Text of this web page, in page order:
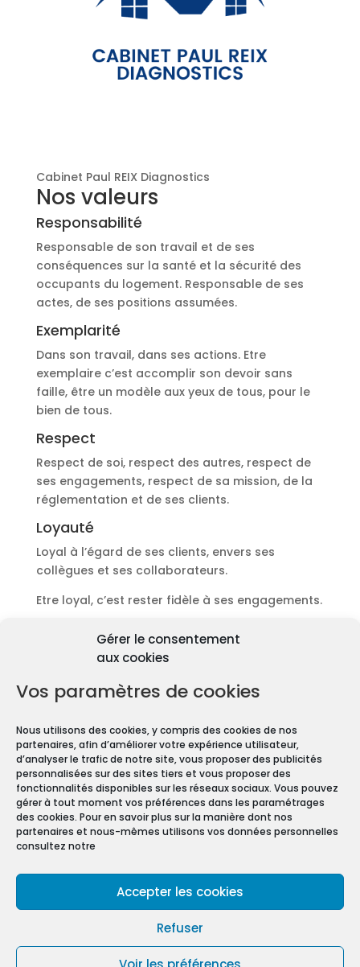
Gérer le consentement
aux cookies
Vos paramètres de cookies
Nous utilisons des cookies, y compris des cookies de nos
partenaires, afin d’améliorer votre expérience utilisateur,
d’analyser le trafic de notre site, vous proposer des publicités
personnalisées sur des sites tiers et vous proposer des
fonctionnalités disponibles sur les réseaux sociaux. Vous pouvez
gérer à tout moment vos préférences dans les paramétrages
des cookies. Pour en savoir plus sur la manière dont nos
partenaires et nous-mêmes utilisons vos données personnelles
consultez notre
Accepter les cookies
Refuser
Cabinet Paul REIX Diagnostics
Nos valeurs
Responsabilité
Responsable de son travail et de ses
conséquences sur la santé et la sécurité des
occupants du logement. Responsable de ses
actes, de ses positions assumées.
Exemplarité
Dans son travail, dans ses actions. Etre
exemplaire c’est accomplir son devoir sans
faille, être un modèle aux yeux de tous, pour le
bien de tous.
Respect
Respect de soi, respect des autres, respect de
ses engagements, respect de sa mission, de la
réglementation et de ses clients.
Loyauté
Loyal à l’égard de ses clients, envers ses
collègues et ses collaborateurs.
Etre loyal, c’est rester fidèle à ses engagements.
Découvrir les diagnostics
Pourquoi les diagnostics
immobiliers sont
obligatoires ?
Carrez, les diagnostics immobiliers sont devenus
obligatoires pour toute transaction immobilière.
En effet, que vous vendiez ou louiez une maison
ou un appartement, vous devez constituer un
Dossier de Diagnostic Technique (DDT).
Mentions légales
Conditions Générales de Vente
Politique de cookies (UE)